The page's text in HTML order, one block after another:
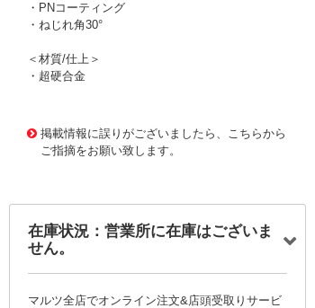
・PNコーティング
・ねじれ角30°
＜材質/仕上＞
・超硬合金
掲載情報に誤りがございましたら、こちらから
ご指摘をお願い致します。
在庫状況：営業所に在庫はございま
せん。
マルツ全店でオンライン注文&店頭受取りサービ